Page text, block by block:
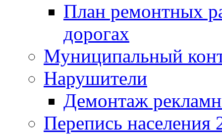
План ремонтных
дорогах
Муниципальный
Нарушители
Демонтаж
Перепись населения